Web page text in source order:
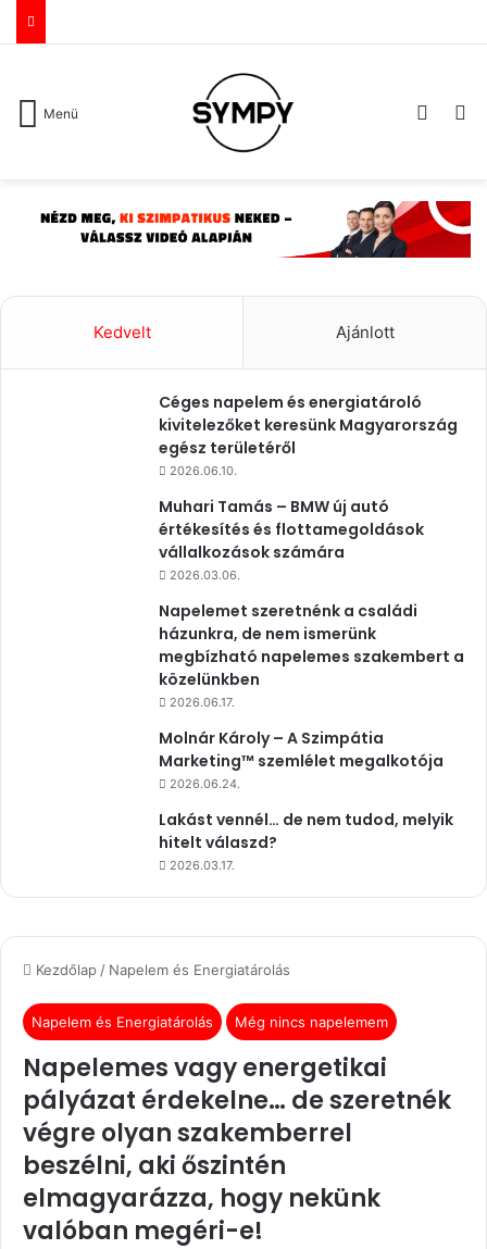
Menü
Kezdőlap / Napelem és Energiatárolás
Napelem és Energiatárolás Még nincs napelemem
Napelemes vagy energetikai
pályázat érdekelne… de szeretnék
végre olyan szakemberrel
beszélni, aki őszintén
elmagyarázza, hogy nekünk
valóban megéri-e!
Kedvelt Ajánlott
Céges napelem és energiatároló
kivitelezőket keresünk Magyarország
egész területéről
2026.06.10.
Muhari Tamás – BMW új autó
értékesítés és flottamegoldások
vállalkozások számára
2026.03.06.
Napelemet szeretnénk a családi
házunkra, de nem ismerünk
megbízható napelemes szakembert a
közelünkben
2026.06.17.
Molnár Károly – A Szimpátia
Marketing™ szemlélet megalkotója
2026.06.24.
Lakást vennél… de nem tudod, melyik
hitelt válaszd?
2026.03.17.